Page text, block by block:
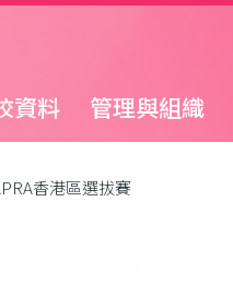
資料 管理與組織
香港區選拔賽